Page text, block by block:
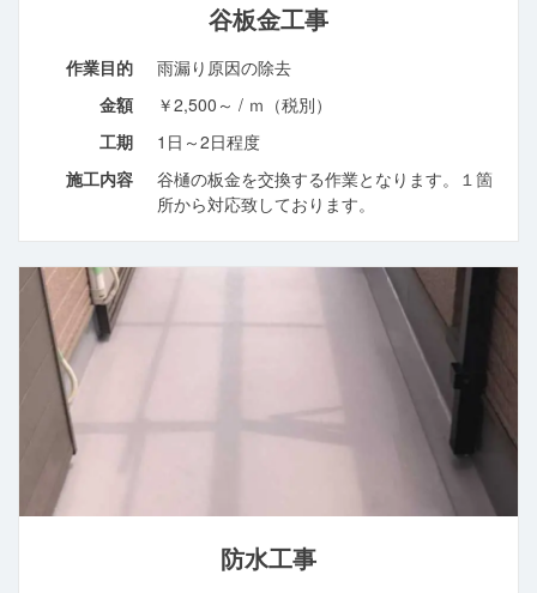
谷板金工事
作業目的
雨漏り原因の除去
金額
￥2,500～ / ｍ（税別）
工期
1日～2日程度
施工内容
谷樋の板金を交換する作業となります。１箇
所から対応致しております。
防水工事